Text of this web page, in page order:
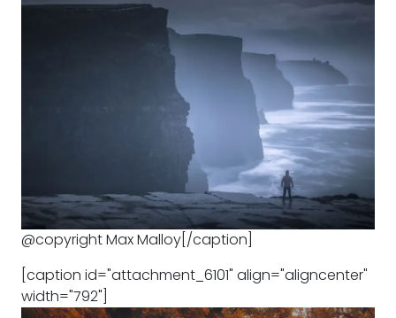
@copyright Max Malloy[/caption]
[caption id="attachment_6101" align="aligncenter"
width="792"]